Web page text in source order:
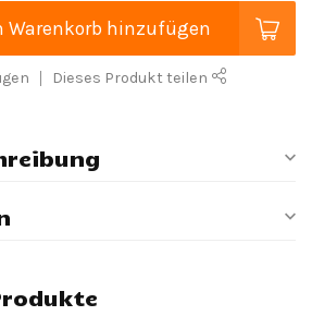
Warenkorb hinzufügen
Dieses Produkt teilen